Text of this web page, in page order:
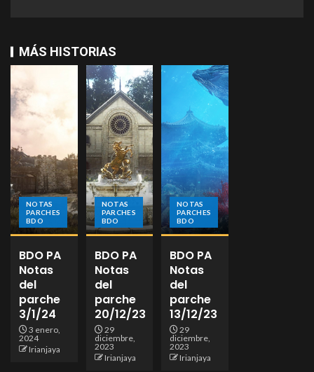
MÁS HISTORIAS
NOTAS
PARCHES
BDO
BDO PA
Notas
del
parche
3/1/24
3 enero,
2024
Irianjaya
NOTAS
PARCHES
BDO
BDO PA
Notas
del
parche
20/12/23
29
diciembre,
2023
Irianjaya
NOTAS
PARCHES
BDO
BDO PA
Notas
del
parche
13/12/23
29
diciembre,
2023
Irianjaya